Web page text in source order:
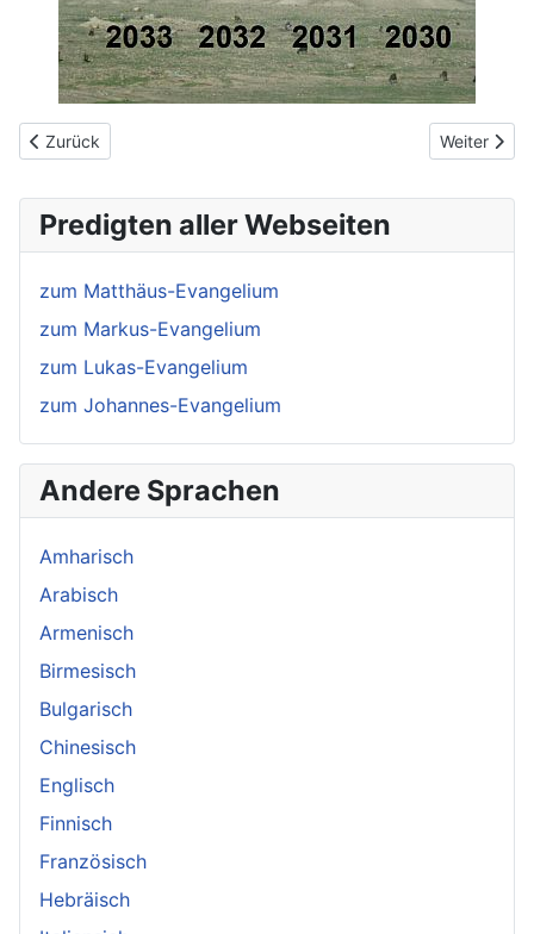
Vorheriger Beitrag: Vietnameisisch
Zurück Nächster
Weiter
Predigten aller Webseiten
zum Matthäus-Evangelium
zum Markus-Evangelium
zum Lukas-Evangelium
zum Johannes-Evangelium
Andere Sprachen
Amharisch
Arabisch
Armenisch
Birmesisch
Bulgarisch
Chinesisch
Englisch
Finnisch
Französisch
Hebräisch